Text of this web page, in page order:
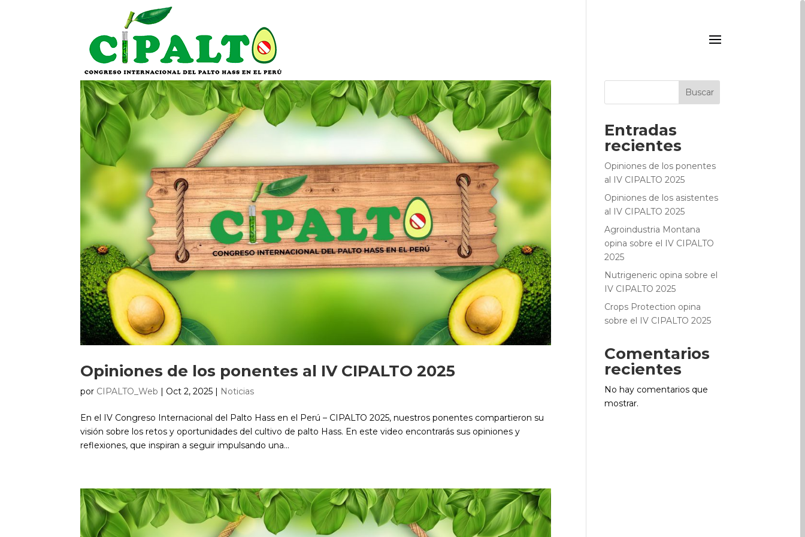
Opiniones de los ponentes al IV CIPALTO 2025
por CIPALTO_Web Oct 2, 2025| Noticias
En el IV Congreso Internacional del Palto Hass en el Perú – CIPALTO 2025, nuestros ponentes compartieron su
visión sobre los retos y oportunidades del cultivo de palto Hass. En este video encontrarás sus opiniones y
reflexiones, que inspiran a seguir impulsando una...
Buscar
Entradas
recientes
Opiniones de los ponentes
al IV CIPALTO 2025
Opiniones de los asistentes
al IV CIPALTO 2025
Agroindustria Montana
opina sobre el IV CIPALTO
2025
Nutrigeneric opina sobre el
IV CIPALTO 2025
Crops Protection opina
sobre el IV CIPALTO 2025
Comentarios
recientes
No hay comentarios que
mostrar.